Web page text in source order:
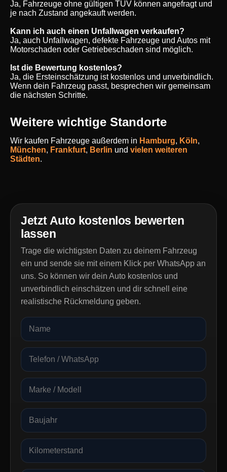
Ja, Fahrzeuge ohne gültigen TÜV können angefragt und
je nach Zustand angekauft werden.
Kann ich auch einen Unfallwagen verkaufen?
Ja, auch Unfallwagen, defekte Fahrzeuge und Autos mit
Motorschaden oder Getriebeschaden sind möglich.
Ist die Bewertung kostenlos?
Ja, die Ersteinschätzung ist kostenlos und unverbindlich.
Wenn dein Fahrzeug passt, besprechen wir gemeinsam
die nächsten Schritte.
Weitere wichtige Standorte
Wir kaufen Fahrzeuge außerdem in Hamburg, Köln,
München, Frankfurt, Berlin und vielen weiteren
Städten.
Jetzt Auto kostenlos bewerten
lassen
Trage die wichtigsten Daten zu deinem Fahrzeug
ein und sende sie mit einem Klick per WhatsApp an
uns. So können wir dein Auto kostenlos und
unverbindlich einschätzen und dir schnell eine
realistische Rückmeldung geben.